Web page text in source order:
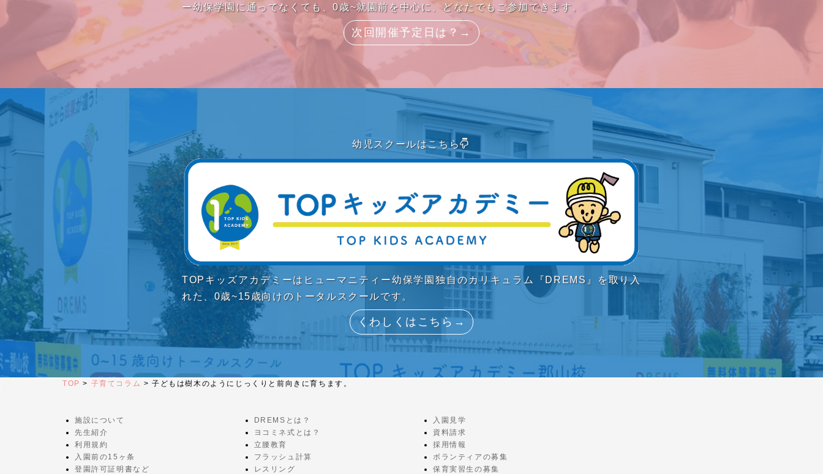
ー幼保学園に通ってなくても、0歳~就園前を中心に、どなたでもご参加できます。
次回開催予定日は？→
幼児スクールはこちら
TOPキッズアカデミーはヒューマニティー幼保学園独自のカリキュラム『DREMS』を取り入
れた、0歳~15歳向けのトータルスクールです。
くわしくはこちら→
TOP > 子育てコラム >子どもは樹木のようにじっくりと前向きに育ちます。
施設について
先生紹介
利用規約
入園前の15ヶ条
登園許可証明書など
DREMSとは？
ヨコミネ式とは？
立腰教育
フラッシュ計算
レスリング
入園見学
資料請求
採用情報
ボランティアの募集
保育実習生の募集